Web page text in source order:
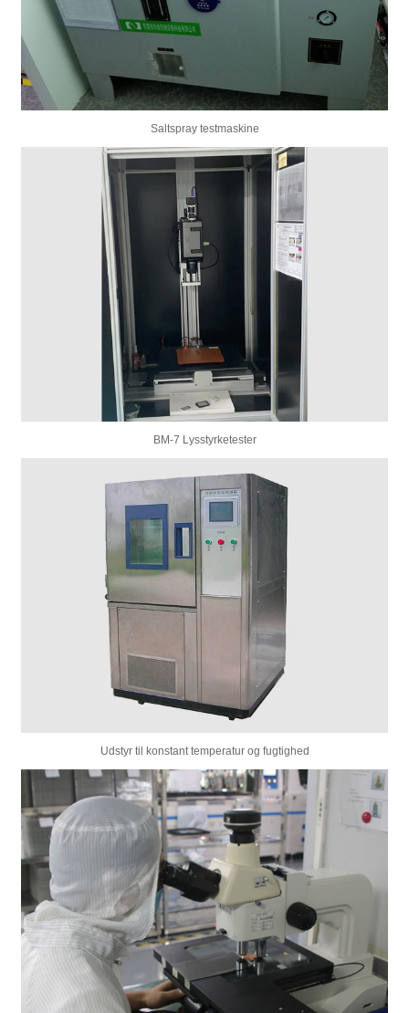
Saltspray testmaskine
BM-7 Lysstyrketester
Udstyr til konstant temperatur og fugtighed